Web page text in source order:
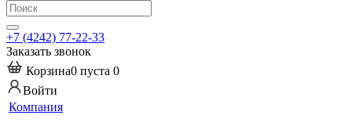
+7 (4242) 77-22-33
Заказать звонок
Корзина0 пуста 0
Войти
Компания